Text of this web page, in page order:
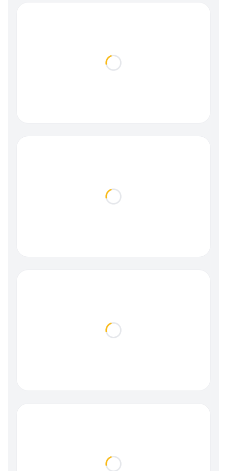
Loading...
Loading...
Loading...